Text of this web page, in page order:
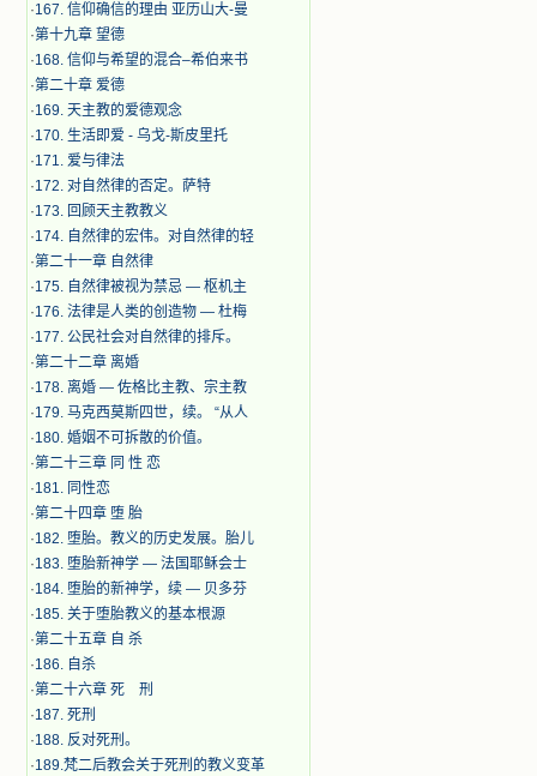
·167. 信仰确信的理由 亚历山大-曼
·第十九章 望德
·168. 信仰与希望的混合–希伯来书
·第二十章 爱德
·169. 天主教的爱德观念
·170. 生活即爱 - 乌戈-斯皮里托
·171. 爱与律法
·172. 对自然律的否定。萨特
·173. 回顾天主教教义
·174. 自然律的宏伟。对自然律的轻
·第二十一章 自然律
·175. 自然律被视为禁忌 — 枢机主
·176. 法律是人类的创造物 — 杜梅
·177. 公民社会对自然律的排斥。
·第二十二章 离婚
·178. 离婚 — 佐格比主教、宗主教
·179. 马克西莫斯四世，续。 “从人
·180. 婚姻不可拆散的价值。
·第二十三章 同 性 恋
·181. 同性恋
·第二十四章 堕 胎
·182. 堕胎。教义的历史发展。胎儿
·183. 堕胎新神学 — 法国耶稣会士
·184. 堕胎的新神学，续 — 贝多芬
·185. 关于堕胎教义的基本根源
·第二十五章 自 杀
·186. 自杀
·第二十六章 死 刑
·187. 死刑
·188. 反对死刑。
·189.梵二后教会关于死刑的教义变革